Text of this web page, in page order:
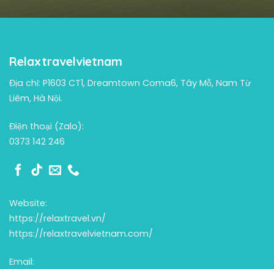
Relaxtravelvietnam
Địa chỉ: P1603 CT1, Dreamtown Coma6, Tây Mỗ, Nam Từ
Liêm, Hà Nội.
Điện thoại (Zalo):
0373 142 246
Website:
https://relaxtravel.vn/
https://relaxtravelvietnam.com/
Email: